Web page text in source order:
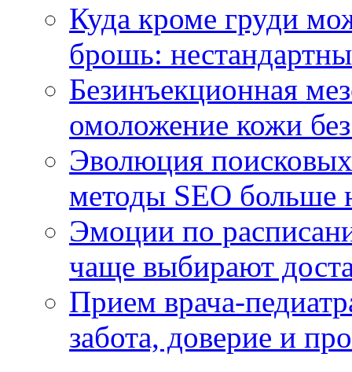
Куда кроме груди
брошь:
Безинъекционная
омоложение кожи
Эволюция
методы SEO больше
Эмоции по
чаще выбирают
Прием врача-
забота, доверие и